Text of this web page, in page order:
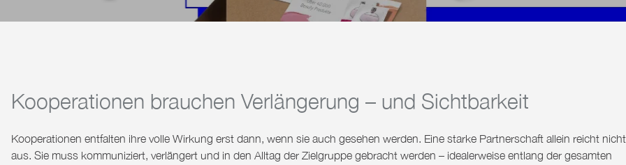
Kooperationen brauchen Verlängerung – und Sichtbarkeit
Kooperationen entfalten ihre volle Wirkung erst dann, wenn sie auch gesehen werden. Eine starke Partnerschaft allein reicht nicht
aus. Sie muss kommuniziert, verlängert und in den Alltag der Zielgruppe gebracht werden – idealerweise entlang der gesamten